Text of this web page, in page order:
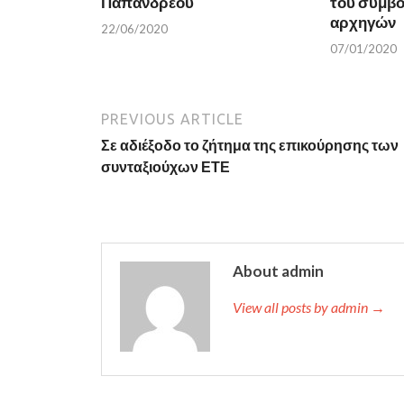
i
n
d
n
d
o
22/06/2020
αρχηγών
07/01/2020
PREVIOUS ARTICLE
Σε αδιέξοδο το ζήτημα της επικούρησης των
συνταξιούχων ΕΤΕ
About admin
View all posts by admin →